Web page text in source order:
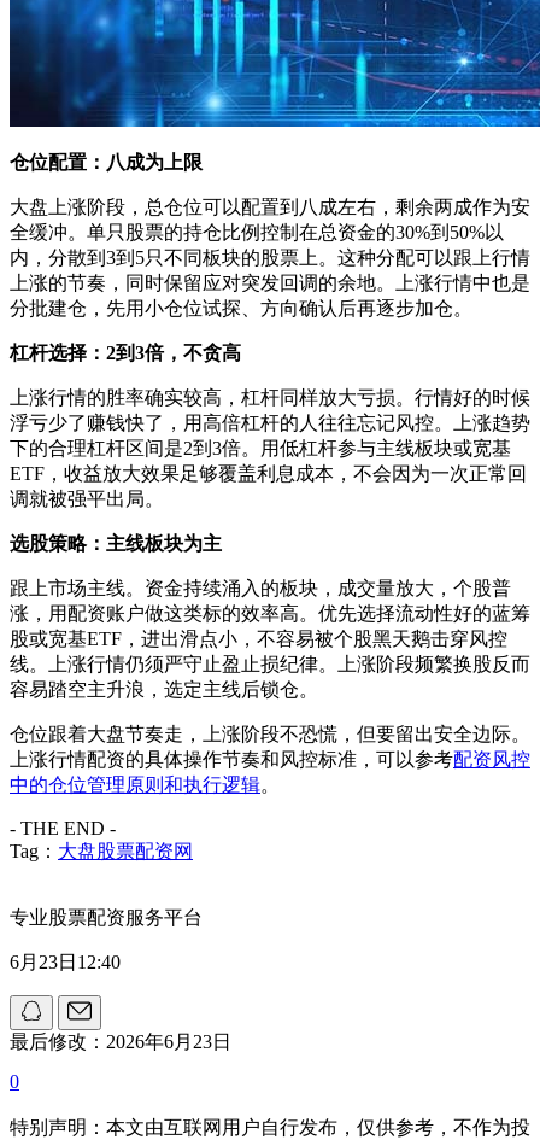
仓位配置：八成为上限
大盘上涨阶段，总仓位可以配置到八成左右，剩余两成作为安
全缓冲。单只股票的持仓比例控制在总资金的30%到50%以
内，分散到3到5只不同板块的股票上。这种分配可以跟上行情
上涨的节奏，同时保留应对突发回调的余地。上涨行情中也是
分批建仓，先用小仓位试探、方向确认后再逐步加仓。
杠杆选择：2到3倍，不贪高
上涨行情的胜率确实较高，杠杆同样放大亏损。行情好的时候
浮亏少了赚钱快了，用高倍杠杆的人往往忘记风控。上涨趋势
下的合理杠杆区间是2到3倍。用低杠杆参与主线板块或宽基
ETF，收益放大效果足够覆盖利息成本，不会因为一次正常回
调就被强平出局。
选股策略：主线板块为主
跟上市场主线。资金持续涌入的板块，成交量放大，个股普
涨，用配资账户做这类标的效率高。优先选择流动性好的蓝筹
股或宽基ETF，进出滑点小，不容易被个股黑天鹅击穿风控
线。上涨行情仍须严守止盈止损纪律。上涨阶段频繁换股反而
容易踏空主升浪，选定主线后锁仓。
仓位跟着大盘节奏走，上涨阶段不恐慌，但要留出安全边际。
上涨行情配资的具体操作节奏和风控标准，可以参考配资风控
中的仓位管理原则和执行逻辑。
- THE END -
Tag： 大盘股票配资网
专业股票配资服务平台
6月23日12:40
最后修改：2026年6月23日
0
特别声明：本文由互联网用户自行发布，仅供参考，不作为投